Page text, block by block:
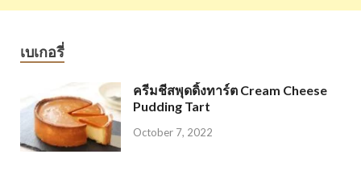
เบเกอรี่
ครีมชีสพุดดิ้งทาร์ต Cream Cheese
Pudding Tart
October 7, 2022